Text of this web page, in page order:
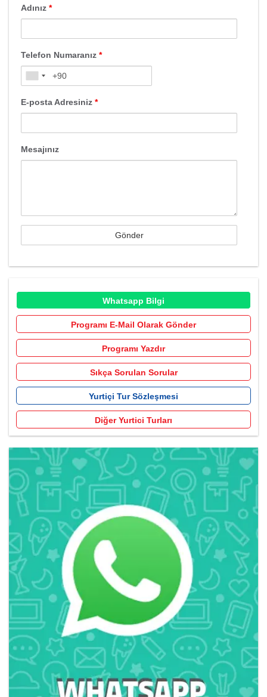
Adınız *
Telefon Numaranız *
E-posta Adresiniz *
Mesajınız
Whatsapp Bilgi
Programı E-Mail Olarak Gönder
Programı Yazdır
Sıkça Sorulan Sorular
Yurtiçi Tur Sözleşmesi
Diğer Yurtici Turları